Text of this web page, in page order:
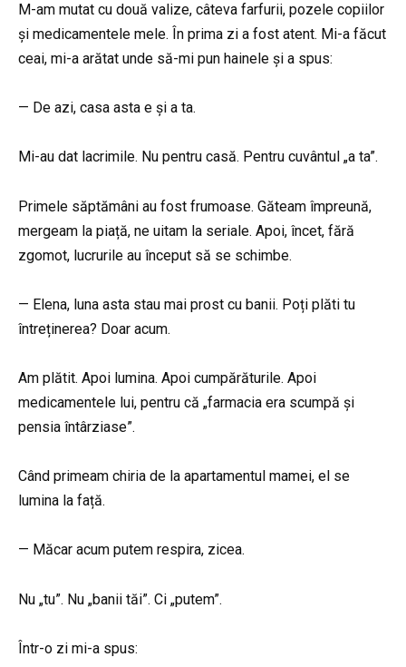
M-am mutat cu două valize, câteva farfurii, pozele copiilor
și medicamentele mele. În prima zi a fost atent. Mi-a făcut
ceai, mi-a arătat unde să-mi pun hainele și a spus:
— De azi, casa asta e și a ta.
Mi-au dat lacrimile. Nu pentru casă. Pentru cuvântul „a ta”.
Primele săptămâni au fost frumoase. Găteam împreună,
mergeam la piață, ne uitam la seriale. Apoi, încet, fără
zgomot, lucrurile au început să se schimbe.
— Elena, luna asta stau mai prost cu banii. Poți plăti tu
întreținerea? Doar acum.
Am plătit. Apoi lumina. Apoi cumpărăturile. Apoi
medicamentele lui, pentru că „farmacia era scumpă și
pensia întârziase”.
Când primeam chiria de la apartamentul mamei, el se
lumina la față.
— Măcar acum putem respira, zicea.
Nu „tu”. Nu „banii tăi”. Ci „putem”.
Într-o zi mi-a spus: